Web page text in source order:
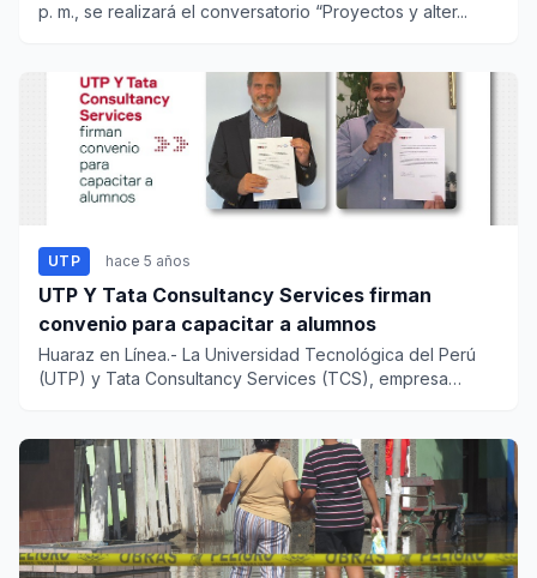
p. m., se realizará el conversatorio “Proyectos y alter...
UTP hace 5 años
UTP Y Tata Consultancy Services firman
convenio para capacitar a alumnos
Huaraz en Línea.- La Universidad Tecnológica del Perú
(UTP) y Tata Consultancy Services (TCS), empresa